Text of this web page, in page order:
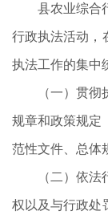
县农业综合
行政执法活动，
执法工作的集中
（一）贯
规章和政策规定
范性文件、总体
（二）依
权以及与行政处